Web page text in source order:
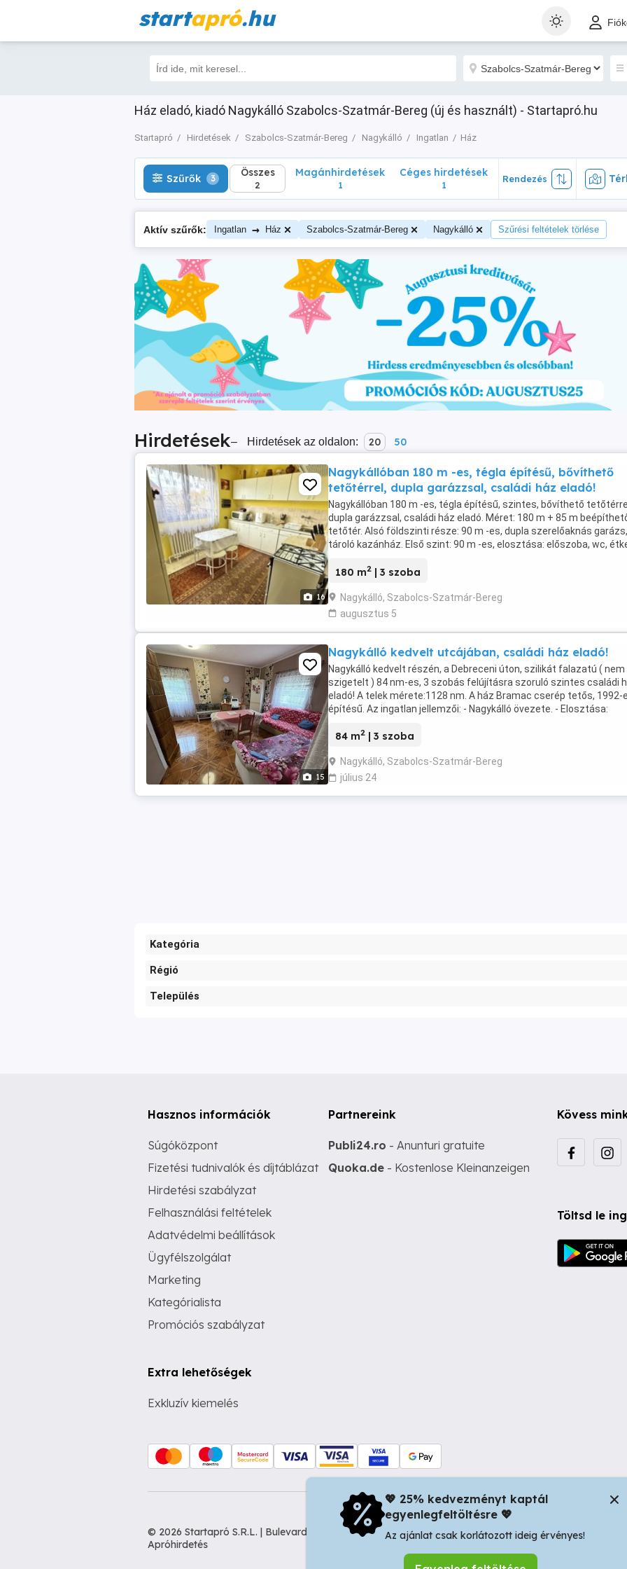
startapró.hu
Ház eladó, kiadó Nagykálló Szabolcs-Szatmár-Bereg (új és használt) - Startapró.hu
Startapró Hirdetések Szabolcs-Szatmár-Bereg Nagykálló Ingatlan Ház
Szűrők 3 Összes
2
Szűrők 3 Összes
2
Magánhirdetések
1
Céges hirdetések
1
Rendezés
Aktív szűrők: Ingatlan → Ház Szabolcs-Szatmár-Bereg Nagykálló Szűrési feltételek törlése
Hirdetések– Hirdetések az oldalon: 20 50
16
Nagykállóban 180 m -es, tégla építésű, bővíthető
tetőtérrel, dupla garázzsal, családi ház eladó!
Nagykállóban 180 m -es, tégla építésű, szintes, bővíthető
dupla garázzsal, családi ház eladó. Méret: 180 m + 85 m
tetőtér. Alsó földszinti része: 90 m -es, dupla szerelőaknás garázs,
tároló kazánház. Első szint: 90 m -es, elosztása: előszoba, wc,
180 m2 | 3 szoba
Nagykálló, Szabolcs-Szatmár-Bereg
augusztus 5
15
Nagykálló kedvelt utcájában, családi ház eladó!
Nagykálló kedvelt részén, a Debreceni úton, szilikát falazatú ( nem
szigetelt ) 84 nm-es, 3 szobás felújításra szoruló szintes családi
eladó! A telek mérete:1128 nm. A ház Bramac cserép tetős, 1992-
építésű. Az ingatlan jellemzői: - Nagykálló övezete. - Elosztása:
84 m2 | 3 szoba
Nagykálló, Szabolcs-Szatmár-Bereg
július 24
Kategória
Régió
Település
Hasznos információk
Súgóközpont
Fizetési tudnivalók és díjtáblázat
Hirdetési szabályzat
Felhasználási feltételek
Adatvédelmi beállítások
Ügyfélszolgálat
Marketing
Kategórialista
Promóciós szabályzat
Extra lehetőségek
Exkluzív kiemelés
Partnereink
Publi24.ro - Anunturi gratuite
Quoka.de - Kostenlose Kleinanzeigen
Kövess
Töltsd le
© 2026 Startapró S.R.L. | Bulevardul Dacia nr 34, Oradea 410346, Romania | Tax ID: RO44483373 -
Apróhirdetés
💖 25% kedvezményt kaptál
egyenlegfeltöltésre 💖
Az ajánlat csak korlátozott ideig érvényes!